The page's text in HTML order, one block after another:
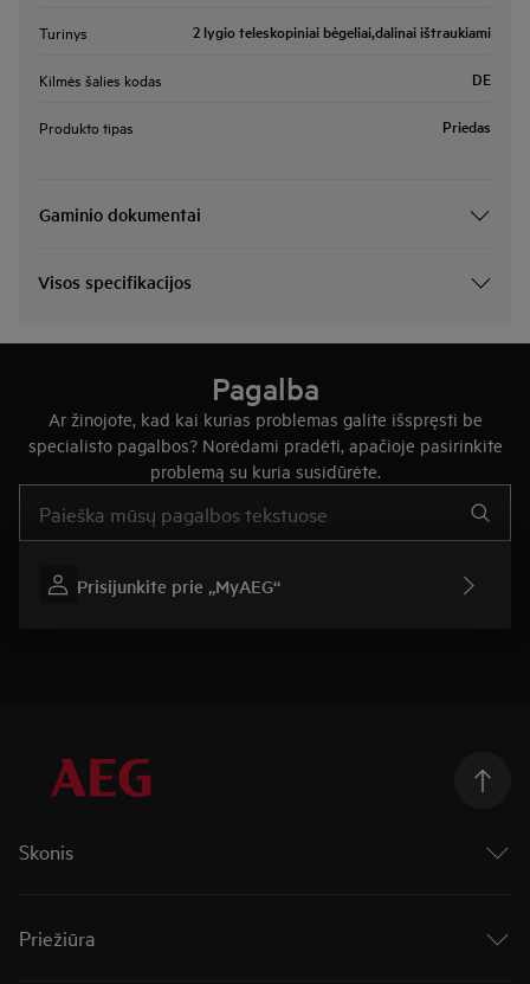
Turinys 2 lygio teleskopiniai bėgeliai,dalinai ištraukiami
Kilmės šalies kodas DE
Produkto tipas Priedas
Gaminio dokumentai
Visos specifikacijos
Pagalba
Ar žinojote, kad kai kurias problemas galite išspręsti be
specialisto pagalbos? Norėdami pradėti, apačioje pasirinkite
problemą su kuria susidūrėte.
Prisijunkite prie „MyAEG“
Skonis
Kaitlentės
Kaitlentės su integruotu garų rinktuvu
Priežiūra